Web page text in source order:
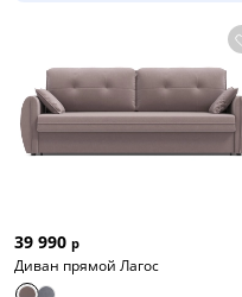
39 990 р
Диван прямой Лагос